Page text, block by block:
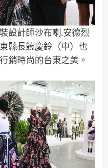
設計師沙布喇.安德烈
縣長饒慶鈴（中）也
銷時尚的台東之美。